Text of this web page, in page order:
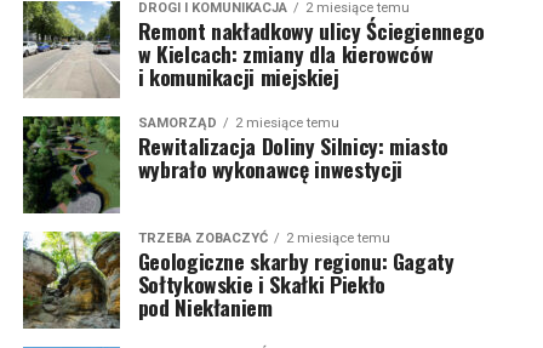
DROGI I KOMUNIKACJA 2 miesiące temu
Remont nakładkowy ulicy Ściegiennego
w Kielcach: zmiany dla kierowców
i komunikacji miejskiej
SAMORZĄD 2 miesiące temu
Rewitalizacja Doliny Silnicy: miasto
wybrało wykonawcę inwestycji
TRZEBA ZOBACZYĆ 2 miesiące temu
Geologiczne skarby regionu: Gagaty
Sołtykowskie i Skałki Piekło
pod Niekłaniem